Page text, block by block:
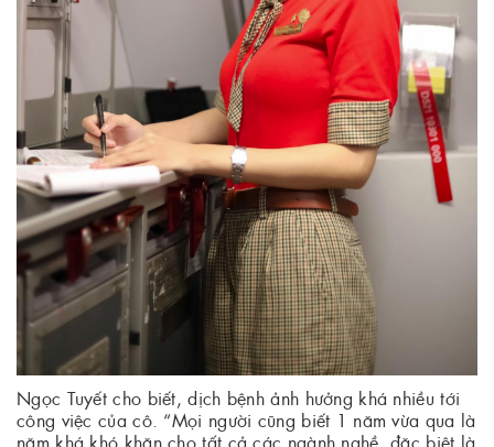
Ngọc Tuyết cho biết, dịch bệnh ảnh hưởng khá nhiều tới
công việc của cô. “Mọi người cũng biết 1 năm vừa qua là
năm khá khó khăn cho tất cả các ngành nghề, đặc biệt là